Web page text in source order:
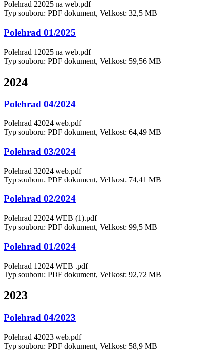
Polehrad 22025 na web.pdf
Typ souboru: PDF dokument, Velikost: 32,5 MB
Polehrad 01/2025
Polehrad 12025 na web.pdf
Typ souboru: PDF dokument, Velikost: 59,56 MB
2024
Polehrad 04/2024
Polehrad 42024 web.pdf
Typ souboru: PDF dokument, Velikost: 64,49 MB
Polehrad 03/2024
Polehrad 32024 web.pdf
Typ souboru: PDF dokument, Velikost: 74,41 MB
Polehrad 02/2024
Polehrad 22024 WEB (1).pdf
Typ souboru: PDF dokument, Velikost: 99,5 MB
Polehrad 01/2024
Polehrad 12024 WEB .pdf
Typ souboru: PDF dokument, Velikost: 92,72 MB
2023
Polehrad 04/2023
Polehrad 42023 web.pdf
Typ souboru: PDF dokument, Velikost: 58,9 MB